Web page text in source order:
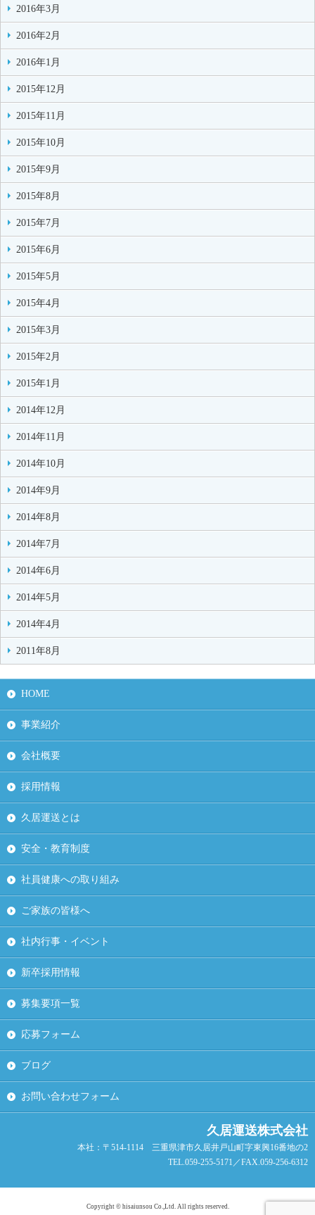
2016年3月
2016年2月
2016年1月
2015年12月
2015年11月
2015年10月
2015年9月
2015年8月
2015年7月
2015年6月
2015年5月
2015年4月
2015年3月
2015年2月
2015年1月
2014年12月
2014年11月
2014年10月
2014年9月
2014年8月
2014年7月
2014年6月
2014年5月
2014年4月
2011年8月
HOME
事業紹介
会社概要
採用情報
久居運送とは
安全・教育制度
社員健康への取り組み
ご家族の皆様へ
社内行事・イベント
新卒採用情報
募集要項一覧
応募フォーム
ブログ
お問い合わせフォーム
久居運送株式会社
本社：〒514-1114 三重県津市久居井戸山町字東興16番地の2
TEL.059-255-5171／FAX.059-256-6312
Copyright © hisaiunsou Co.,Ltd. All rights reserved.